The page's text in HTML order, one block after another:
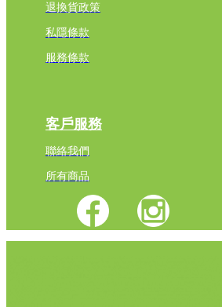
退換貨政策
私隱條款
服務條款
客戶服務
聯絡我們
所有商品